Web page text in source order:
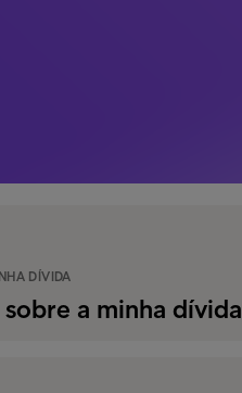
DÍVIDA
a minha dívida